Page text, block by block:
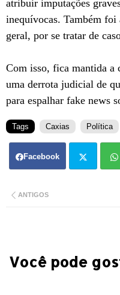
atribuir imputações
inequívocas. Também foi
geral, por se tratar de
Com isso, fica mantida a
uma derrota judicial de
para espalhar fake news
Tags Caxias Política
Facebook
ANTIGOS
Você pode